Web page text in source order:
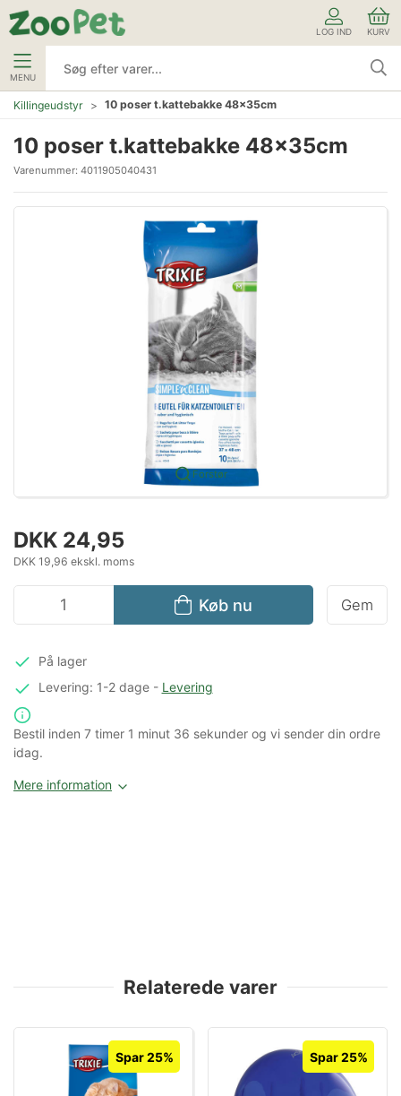
LOG IND KURV
MENU
Killingeudstyr 10 poser t.kattebakke 48x35cm
10 poser t.kattebakke 48x35cm
Varenummer: 4011905040431
Forstør
DKK 24,95
DKK 19,96 ekskl. moms
Køb nu Gem
På lager
Levering: 1-2 dage- Levering
Bestil inden 7 timer 1 minut 36 sekunder og vi sender din ordre
idag.
Mere information
Relaterede varer
Spar 25% Spar 25%